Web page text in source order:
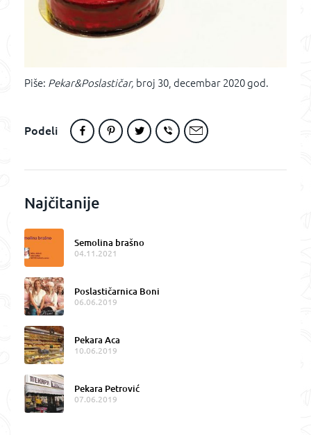
Piše: Pekar&Poslastičar, broj 30, decembar 2020 god.
Podeli
Najčitanije
Semolina brašno
04.11.2021
Poslastičarnica Boni
06.06.2019
Pekara Aca
10.06.2019
Pekara Petrović
07.06.2019